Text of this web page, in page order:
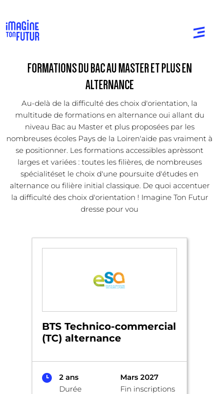
FORMATIONS DU BAC AU MASTER ET PLUS EN
ALTERNANCE
Au-delà de la difficulté des choix d'orientation, la
multitude de formations en alternance oui allant du
niveau Bac au Master et plus proposées par les
nombreuses écoles Pays de la Loiren'aide pas vraiment à
se positionner. Les formations accessibles aprèssont
larges et variées : toutes les filières, de nombreuses
spécialitéset le choix d'une poursuite d'études en
alternance ou filière initial classique. De quoi accentuer
la difficulté des choix d'orientation ! Imagine Ton Futur
dresse pour vou
BTS Technico-commercial
(TC) alternance
2 ans
Durée
Mars 2027
Fin inscriptions